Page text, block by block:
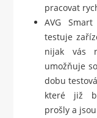
pracovat
AVG
testuje
nijak vás
umožňuje
dobu
které již
prošly a